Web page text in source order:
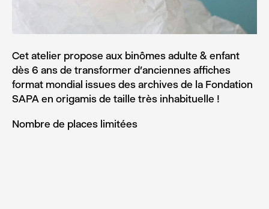
Cet atelier propose aux binômes adulte & enfant
dès 6 ans de transformer d’anciennes affiches
format mondial issues des archives de la Fondation
SAPA en origamis de taille très inhabituelle !
Nombre de places limitées